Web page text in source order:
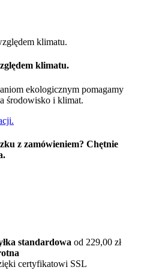
klimatu.
ekologicznym pomagamy
środowisko i klimat.
z zamówieniem? Chętnie
standardowa od 229,00 zł
certyfikatowi SSL